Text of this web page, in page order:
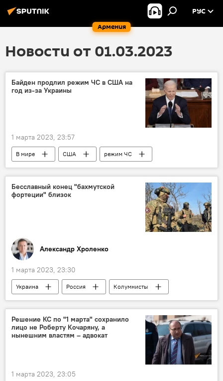
Армения
РУС
Новости от 01.03.2023
Байден продлил режим ЧС в США на
год из-за Украины
1 марта 2023, 23:57
В мире США
режим ЧС
Украина
Джо Байден
Бесславный конец "бахмутской
фортеции" близок
Александр Хроленко
1 марта 2023, 23:30
Украина Россия
Колумнисты
Политика
В мире
Решение КС по "1 марта" сохранило
лицо не Роберту Кочаряну, а
нынешним властям – адвокат
1 марта 2023, 23:05